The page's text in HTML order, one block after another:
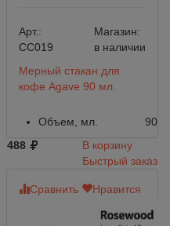
Арт.:
CC019
Магазин:
в наличии
Мерный стакан для
кофе Agave 90 мл.
Объем, мл.
90
488
В корзину
Быстрый заказ
Сравнить Нравится